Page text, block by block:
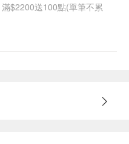
$2200送100點(單筆不累